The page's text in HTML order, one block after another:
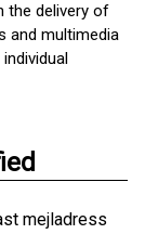
the delivery of
and multimedia
mejladress